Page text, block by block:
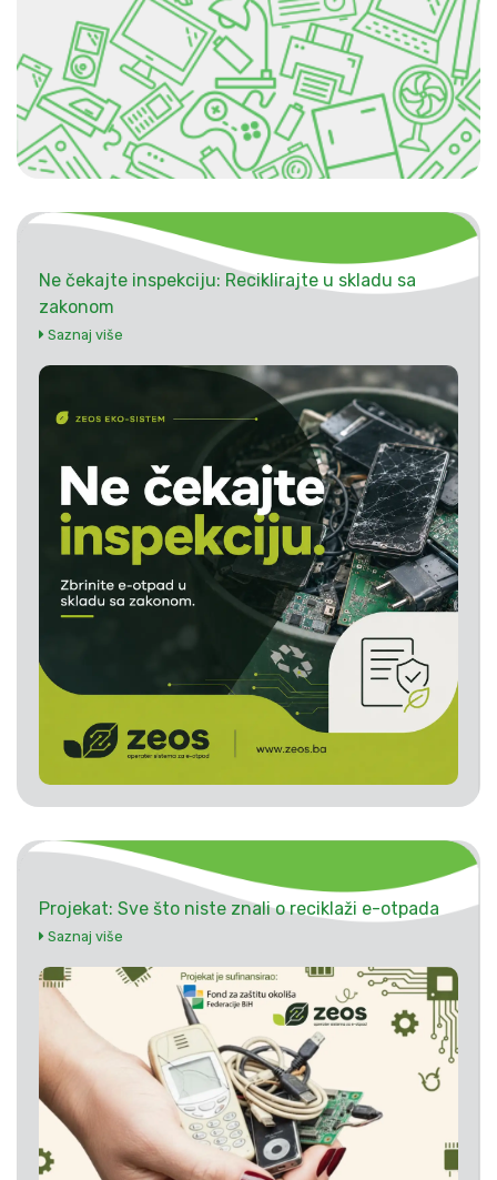
Ne čekajte inspekciju: Reciklirajte u skladu sa
zakonom
Saznaj više
Projekat: Sve što niste znali o reciklaži e-otpada
Saznaj više